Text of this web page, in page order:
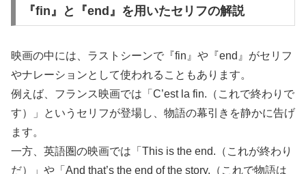
『fin』と『end』を用いたセリフの解説
映画の中には、ラストシーンで『fin』や『end』がセリフ
やナレーションとして使われることもあります。
例えば、フランス映画では「C’est la fin.（これで終わりで
す）」というセリフが登場し、物語の幕引きを静かに告げ
ます。
一方、英語圏の映画では「This is the end.（これが終わり
だ）」や「And that’s the end of the story.（これで物語は